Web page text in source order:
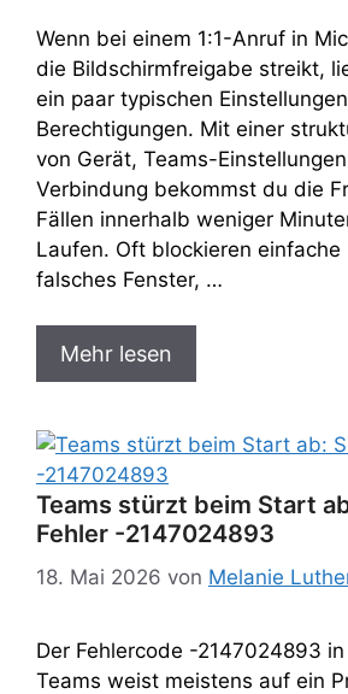
Wenn bei einem 1:1-Anruf in
die Bildschirmfreigabe streikt,
ein paar typischen
Berechtigungen. Mit einer
von Gerät, Teams-
Verbindung bekommst du die
Fällen innerhalb weniger
Laufen. Oft blockieren einfache
falsches Fenster, …
Mehr lesen
Teams stürzt beim Start
Fehler -2147024893
18. Mai 2026 von Melanie
Der Fehlercode -2147024893
Teams weist meistens auf ein